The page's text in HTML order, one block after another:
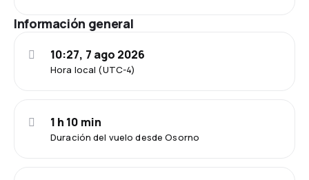
Información general
Hora local (UTC-4)
10:27, 7 ago 2026
Duración del vuelo desde Osorno
1 h 10 min